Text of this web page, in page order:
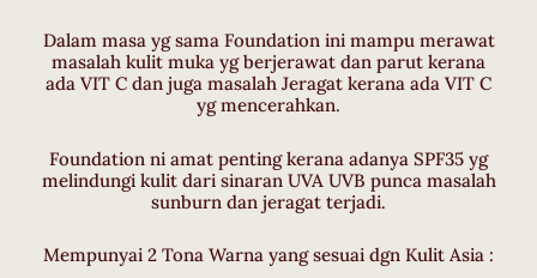
Dalam masa yg sama Foundation ini mampu merawat
masalah kulit muka yg berjerawat dan parut kerana
ada VIT C dan juga masalah Jeragat kerana ada VIT C
yg mencerahkan.
Foundation ni amat penting kerana adanya SPF35 yg
melindungi kulit dari sinaran UVA UVB punca masalah
sunburn dan jeragat terjadi.
Mempunyai 2 Tona Warna yang sesuai dgn Kulit Asia :